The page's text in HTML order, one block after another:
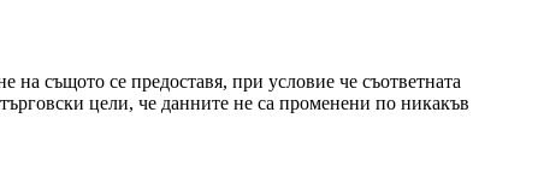
същото се предоставя, при условие че съответната
цели, че данните не са променени по никакъв